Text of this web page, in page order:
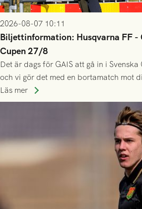
2026-08-07 10:11
Biljettinformation: Husqvarna FF -
Cupen 27/8
Det är dags för GAIS att gå in i
och vi gör det med en bortamatch mot
Husqvarna FF. Häng med och stötta
Läs mer